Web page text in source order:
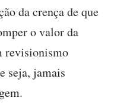
da crença de que
o valor da
revisionismo
seja, jamais